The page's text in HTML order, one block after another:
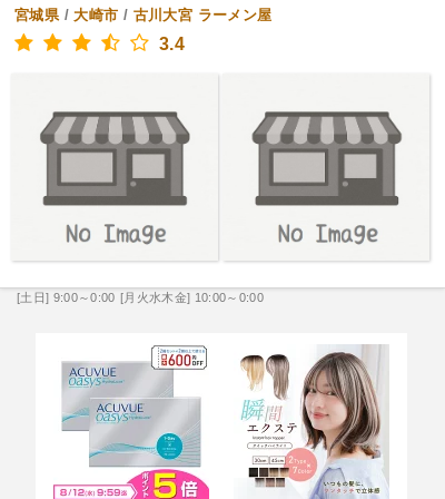
宮城県/大崎市 / 古川大宮 ラーメン屋
3.4
[土日] 9:00～0:00 [月火水木金] 10:00～0:00